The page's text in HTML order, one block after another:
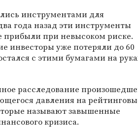
инструментами для
года назад эти инструменты
прибыли при невысоком риске.
инвесторы уже потеряли до 60
с этими бумагами на
расследование
давления на
называют завышенные
кризиса.